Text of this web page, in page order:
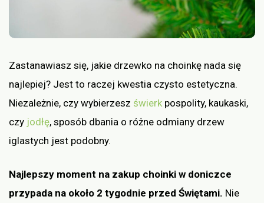
Zastanawiasz się, jakie drzewko na choinkę nada się
najlepiej? Jest to raczej kwestia czysto estetyczna.
Niezależnie, czy wybierzesz świerk pospolity, kaukaski,
czy jodłę, sposób dbania o różne odmiany drzew
iglastych jest podobny.
Najlepszy moment na zakup choinki w doniczce
przypada na około 2 tygodnie przed Świętami. Nie